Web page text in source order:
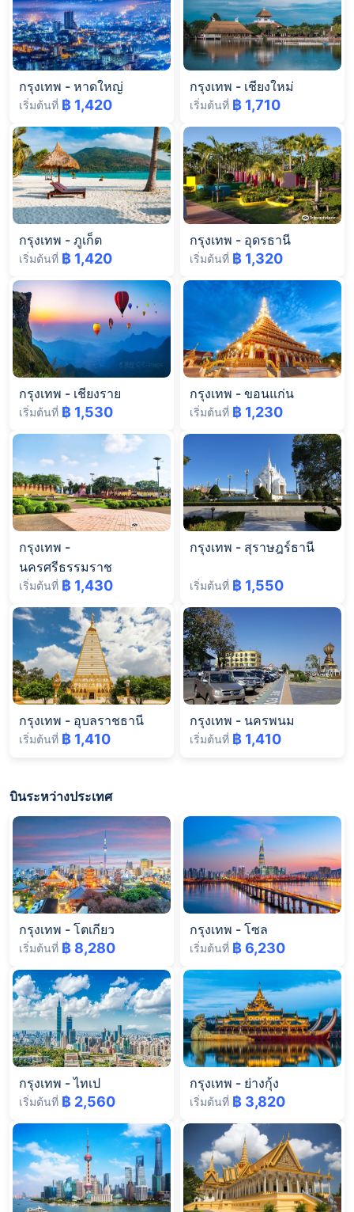
กรุงเทพ - หาดใหญ่
เริ่มต้นที่ ฿ 1,420
กรุงเทพ - เชียงใหม่
เริ่มต้นที่ ฿ 1,710
กรุงเทพ - ภูเก็ต
เริ่มต้นที่ ฿ 1,420
กรุงเทพ - อุดรธานี
เริ่มต้นที่ ฿ 1,320
กรุงเทพ - เชียงราย
เริ่มต้นที่ ฿ 1,530
กรุงเทพ - ขอนแก่น
เริ่มต้นที่ ฿ 1,230
กรุงเทพ -
นครศรีธรรมราช
เริ่มต้นที่ ฿ 1,430
กรุงเทพ - สุราษฎร์ธานี
เริ่มต้นที่ ฿ 1,550
กรุงเทพ - อุบลราชธานี
เริ่มต้นที่ ฿ 1,410
กรุงเทพ - นครพนม
เริ่มต้นที่ ฿ 1,410
บินระหว่างประเทศ
กรุงเทพ - โตเกียว
เริ่มต้นที่ ฿ 8,280
กรุงเทพ - โซล
เริ่มต้นที่ ฿ 6,230
กรุงเทพ -ไทเป
เริ่มต้นที่ ฿ 2,560
กรุงเทพ - ย่างกุ้ง
เริ่มต้นที่ ฿ 3,820